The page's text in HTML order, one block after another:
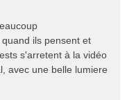
ils pensent et
s'arretent à la vidéo
avec une belle lumiere